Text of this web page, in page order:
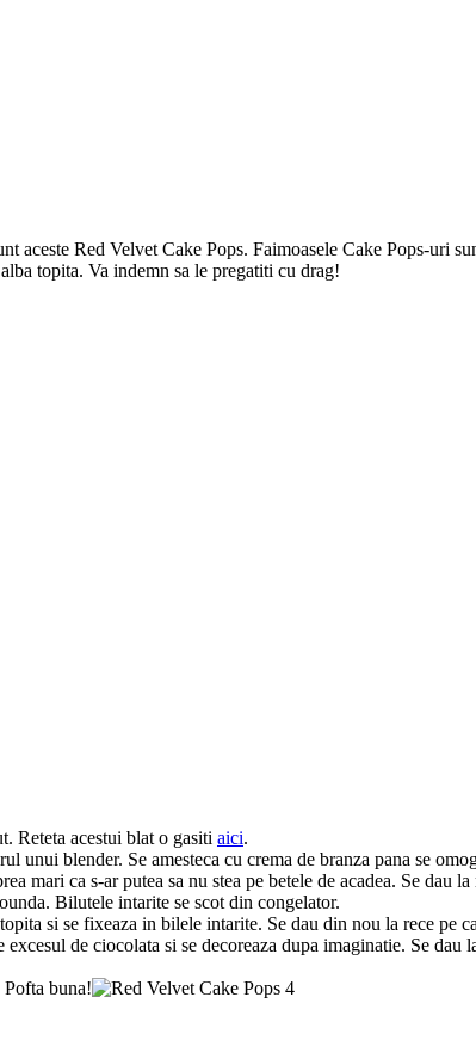
aceste Red Velvet Cake Pops. Faimoasele Cake Pops-uri
topita. Va indemn sa le pregatiti cu drag!
Reteta acestui blat o gasiti aici.
unui blender. Se amesteca cu crema de branza pana se
mari ca s-ar putea sa nu stea pe betele de acadea. Se dau
Bilutele intarite se scot din congelator.
si se fixeaza in bilele intarite. Se dau din nou la rece pe
de ciocolata si se decoreaza dupa imaginatie. Se
Pofta buna!